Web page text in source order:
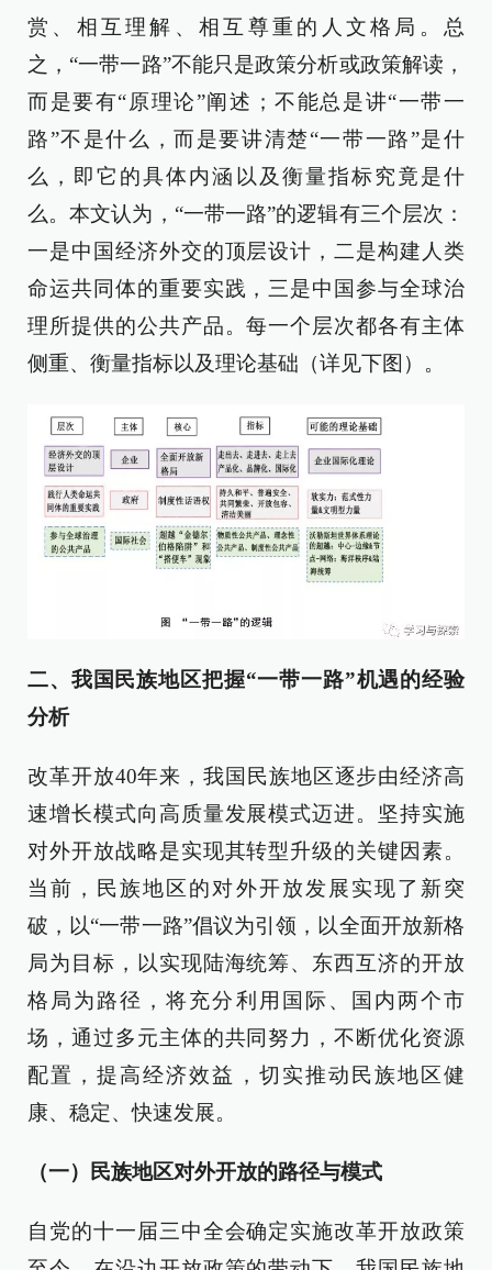
赏、相互理解、相互尊重的人文格局。总
之，“一带一路”不能只是政策分析或政策解读，
而是要有“原理论”阐述；不能总是讲“一带一
路”不是什么，而是要讲清楚“一带一路”是什
么，即它的具体内涵以及衡量指标究竟是什
么。本文认为，“一带一路”的逻辑有三个层次：
一是中国经济外交的顶层设计，二是构建人类
命运共同体的重要实践，三是中国参与全球治
理所提供的公共产品。每一个层次都各有主体
侧重、衡量指标以及理论基础（详见下图）。
二、我国民族地区把握“一带一路”机遇的经验
分析
改革开放40年来，我国民族地区逐步由经济高
速增长模式向高质量发展模式迈进。坚持实施
对外开放战略是实现其转型升级的关键因素。
当前，民族地区的对外开放发展实现了新突
破，以“一带一路”倡议为引领，以全面开放新格
局为目标，以实现陆海统筹、东西互济的开放
格局为路径，将充分利用国际、国内两个市
场，通过多元主体的共同努力，不断优化资源
配置，提高经济效益，切实推动民族地区健
康、稳定、快速发展。
（一）民族地区对外开放的路径与模式
自党的十一届三中全会确定实施改革开放政策